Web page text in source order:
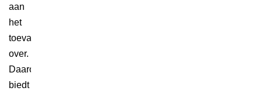
aan
het
toeval
over.
Daarom
biedt